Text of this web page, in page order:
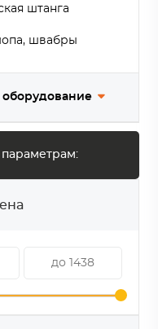
штанга
швабры
таблички
оборудование